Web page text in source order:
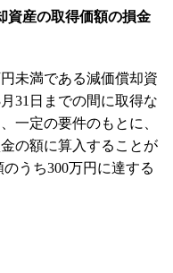
資産の取得価額の損金
未満である減価償却資
31日までの間に取得な
一定の要件のもとに、
の額に算入することが
うち300万円に達する